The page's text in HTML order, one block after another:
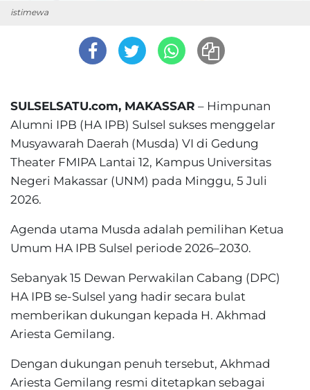
istimewa
SULSELSATU.com, MAKASSAR – Himpunan
Alumni IPB (HA IPB) Sulsel sukses menggelar
Musyawarah Daerah (Musda) VI di Gedung
Theater FMIPA Lantai 12, Kampus Universitas
Negeri Makassar (UNM) pada Minggu, 5 Juli
2026.
Agenda utama Musda adalah pemilihan Ketua
Umum HA IPB Sulsel periode 2026–2030.
Sebanyak 15 Dewan Perwakilan Cabang (DPC)
HA IPB se-Sulsel yang hadir secara bulat
memberikan dukungan kepada H. Akhmad
Ariesta Gemilang.
Dengan dukungan penuh tersebut, Akhmad
Ariesta Gemilang resmi ditetapkan sebagai